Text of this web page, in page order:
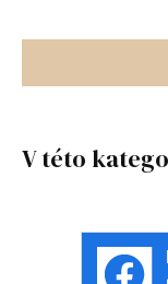
V této